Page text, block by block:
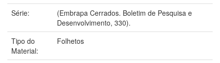
Série:
(Embrapa Cerrados. Boletim de Pesquisa e
Desenvolvimento, 330).
Tipo do
Material:
Folhetos